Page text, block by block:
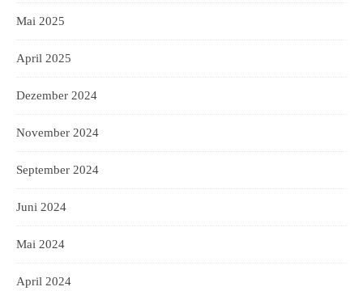
Mai 2025
April 2025
Dezember 2024
November 2024
September 2024
Juni 2024
Mai 2024
April 2024